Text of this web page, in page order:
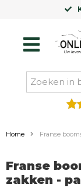
Home Franse
Franse
zakken -